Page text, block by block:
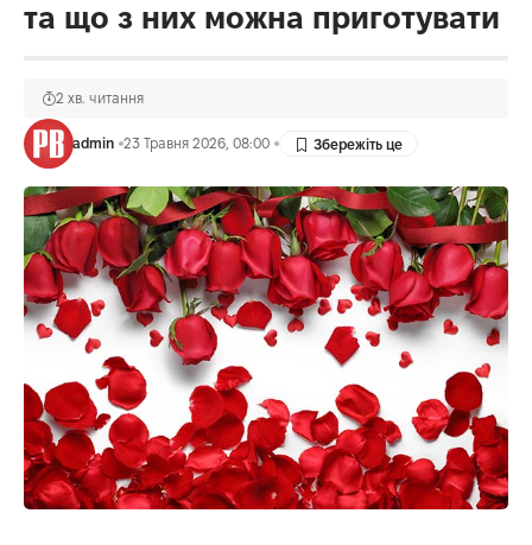
та що з них можна приготувати
admin 23 Травня 2026, 08:00
2 хв. читання